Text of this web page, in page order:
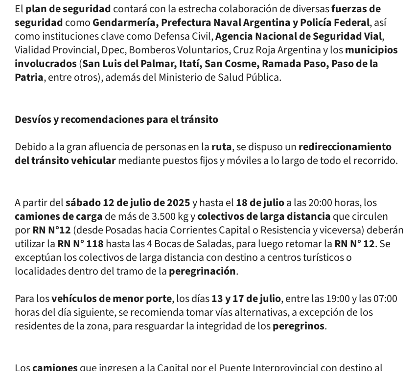
Elplan de seguridadcontará con la estrecha colaboración de diversasfuerzas de
seguridadcomoGendarmería, Prefectura Naval Argentina y Policía Federal, así
como instituciones clave como Defensa Civil,Agencia Nacional de Seguridad Vial,
Vialidad Provincial, Dpec, Bomberos Voluntarios, Cruz Roja Argentina y losmunicipios
involucrados(San Luis del Palmar, Itatí, San Cosme, Ramada Paso, Paso de la
Patria, entre otros), además del Ministerio de Salud Pública.
Desvíos y recomendaciones para el tránsito
Debido a la gran afluencia de personas en laruta, se dispuso unredireccionamiento
del tránsito vehicularmediante puestos fijos y móviles a lo largo de todo el recorrido.
A partir delsábado 12 de julio de 2025y hasta el18 de julioa las 20:00 horas, los
camiones de cargade más de 3.500 kg ycolectivos de larga distanciaque circulen
porRN N°12(desde Posadas hacia Corrientes Capital o Resistencia y viceversa) deberán
utilizar laRN N° 118hasta las 4 Bocas de Saladas, para luego retomar laRN N° 12. Se
exceptúan los colectivos de larga distancia con destino a centros turísticos o
localidades dentro del tramo de laperegrinación.
Para losvehículos de menor porte, los días13 y 17 de julio, entre las 19:00 y las 07:00
horas del día siguiente, se recomienda tomar vías alternativas, a excepción de los
residentes de la zona, para resguardar la integridad de losperegrinos.